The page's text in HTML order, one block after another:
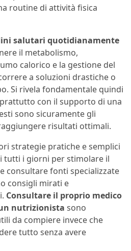
routine di attività fisica
salutari quotidianamente
il metabolismo,
calorico e la gestione del
a soluzioni drastiche o
Si rivela fondamentale quindi
con il supporto di una
sono sicuramente gli
risultati ottimali.
strategie pratiche e semplici
tutti i giorni per stimolare il
consultare fonti specializzate
consigli mirati e
Consultare il proprio medico
nutrizionista sono
da compiere invece che
tutto senza avere